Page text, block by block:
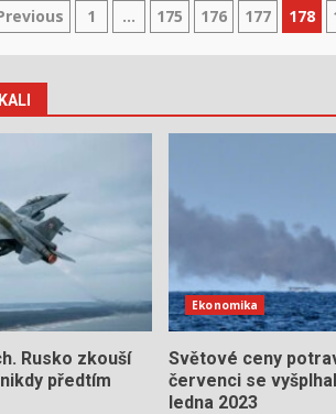
1 … 175 176 177 178
Rusko zkouší
předtím
Ekonomika
Světové ceny
červenci se
ledna 2023